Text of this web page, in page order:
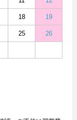
18 19
25 26